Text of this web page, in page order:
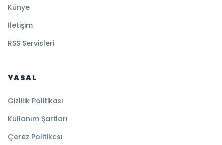
Künye
İletişim
RSS Servisleri
YASAL
Gizlilik Politikası
Kullanım Şartları
Çerez Politikası